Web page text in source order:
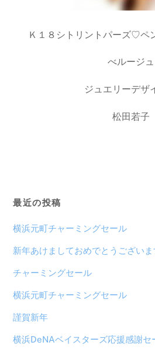
Ｋ１８シトリントパーズ♡ペ
べルージュ
ジュエリーデザ
松田若子
最近の投稿
横浜元町チャーミングセール
新年あけましておめでとうございま
チャーミングセール
横浜元町チャーミングセール
謹賀新年
横浜DeNAベイスターズ応援感謝セ